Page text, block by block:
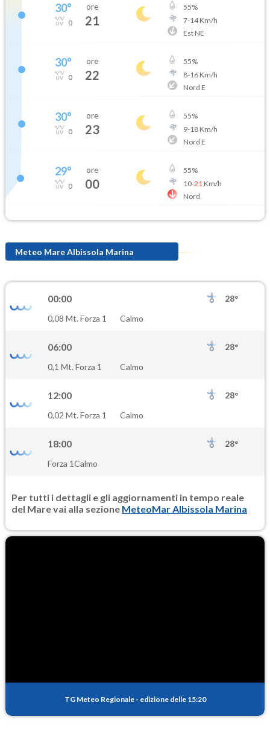
30°
0
ore
21
55%
7-14Km/h
Est NE
30°
0
ore
22
55%
8-16Km/h
Nord E
30°
0
ore
23
55%
9-18Km/h
Nord E
29°
0
ore
00
55%
10-21 Km/h
Nord
Meteo Mare Albissola Marina
00:00
28°
0,08 Mt. Forza 1
Calmo
06:00
28°
0,1 Mt. Forza 1
Calmo
12:00
28°
0,02 Mt. Forza 1
Calmo
18:00
28°
Forza 1Calmo
Per tutti i dettagli e gli aggiornamenti in tempo reale
del Mare vai alla sezione MeteoMar Albissola Marina
TG Meteo Regionale - edizione delle 15:20